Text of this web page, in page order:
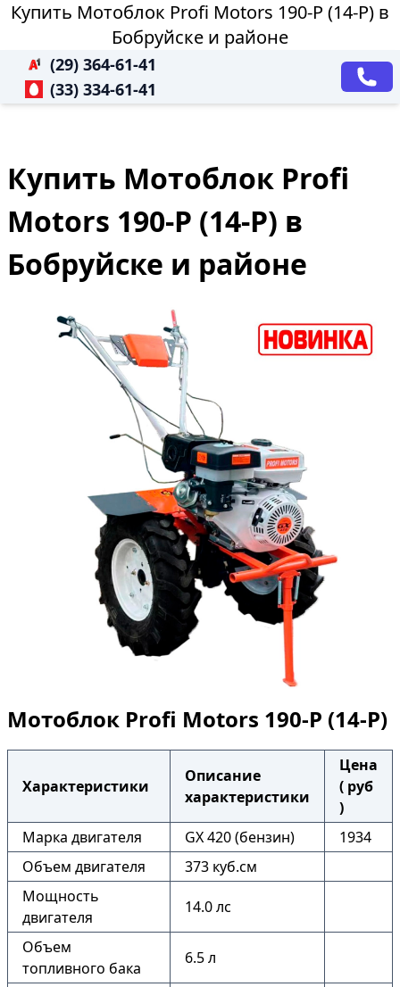
Купить Мотоблок Profi Motors 190-P (14-P) в
Бобруйске и районе
(29) 364-61-41
(33) 334-61-41
Купить Мотоблок Profi
Motors 190-P (14-P) в
Бобруйске и районе
Мотоблок Profi Motors 190-P (14-P)
Характеристики
Описание
характеристики
Цена
( руб
)
Марка двигателя
GX 420 (бензин)
1934
Объем двигателя
373 куб.см
Мощность
двигателя
14.0 лс
Объем
топливного бака
6.5 л